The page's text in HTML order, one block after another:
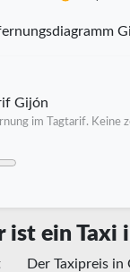
Gijón
im Tagtarif. Keine
ist ein Taxi
Der Taxipreis in